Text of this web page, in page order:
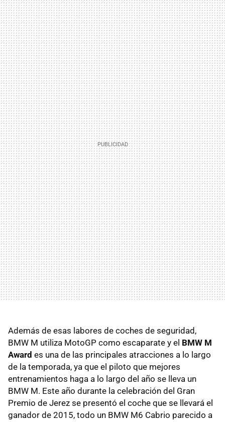
Además de esas labores de coches de seguridad,
BMW M utiliza MotoGP como escaparate y el BMW M
Award es una de las principales atracciones a lo largo
de la temporada, ya que el piloto que mejores
entrenamientos haga a lo largo del año se lleva un
BMW M. Este año durante la celebración del Gran
Premio de Jerez se presentó el coche que se llevará el
ganador de 2015, todo un BMW M6 Cabrio parecido a